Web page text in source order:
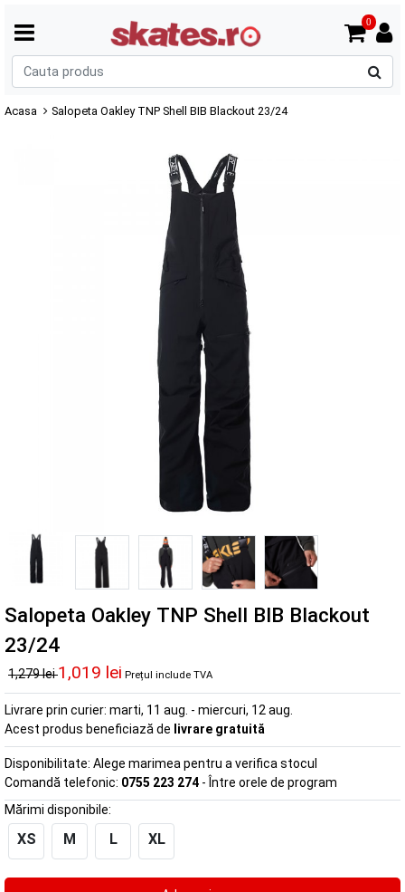
0
Acasa Salopeta Oakley TNP Shell BIB Blackout 23/24
Salopeta Oakley TNP Shell BIB Blackout
23/24
1,279 lei1,019 lei Prețul include TVA
Livrare prin curier: marti, 11 aug. - miercuri, 12 aug.
Acest produs beneficiază de livrare gratuită
Disponibilitate: Alege marimea pentru a verifica stocul
Comandă telefonic: 0755 223 274 - Între orele de program
Mărimi disponibile:
XS M L XL